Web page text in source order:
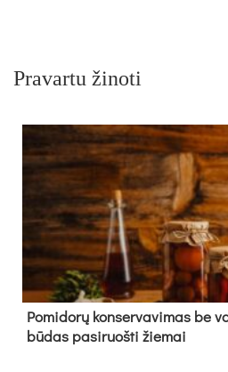
Pravartu žinoti
Pomidorų konservavimas be
būdas pasiruošti žiemai